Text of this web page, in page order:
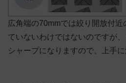
広角端の70mmでは絞り開放付
ていないわけではないのですが
シャープになりますので、上手